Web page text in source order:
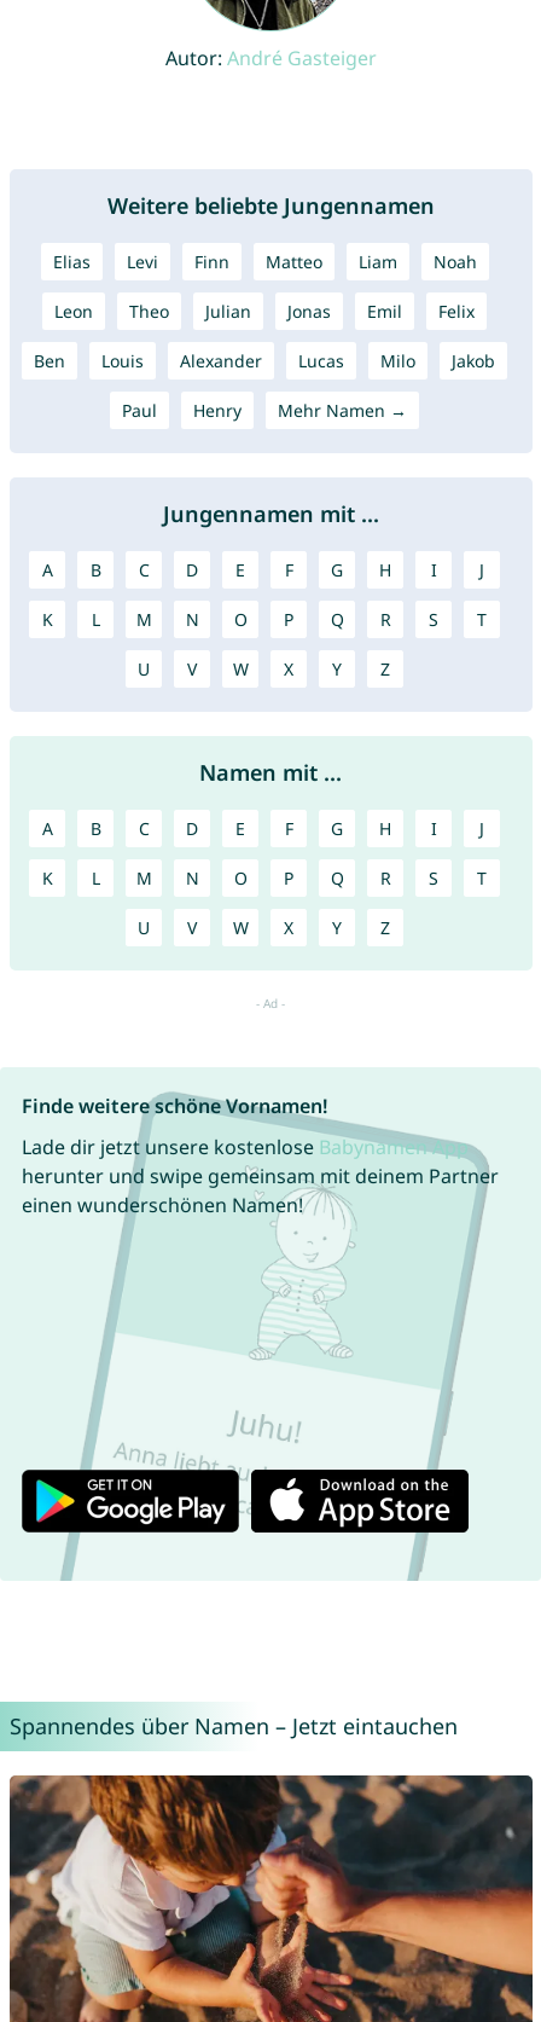
Autor: André Gasteiger
Weitere beliebte Jungennamen
Elias Levi Finn Matteo Liam Noah
Leon Theo Julian Jonas Emil Felix
Ben Louis Alexander Lucas Milo Jakob
Paul Henry Mehr Namen →
Jungennamen mit ...
A B C D E F G H I J
K L M N O P Q R S T
U V W X Y Z
Namen mit ...
A B C D E F G H I J
K L M N O P Q R S T
U V W X Y Z
Finde weitere schöne Vornamen!
Lade dir jetzt unsere kostenlose Babynamen App
herunter und swipe gemeinsam mit deinem Partner
einen wunderschönen Namen!
Spannendes über Namen – Jetzt eintauchen